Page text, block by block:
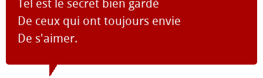
Tel est le secret bien gardé
De ceux qui ont toujours envie
De s'aimer.